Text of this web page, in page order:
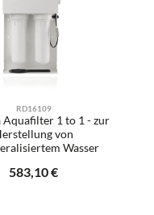
RD16109
Aquafilter 1 to 1 - zur
von
Wasser
Regulärer Preis:
583,10 €